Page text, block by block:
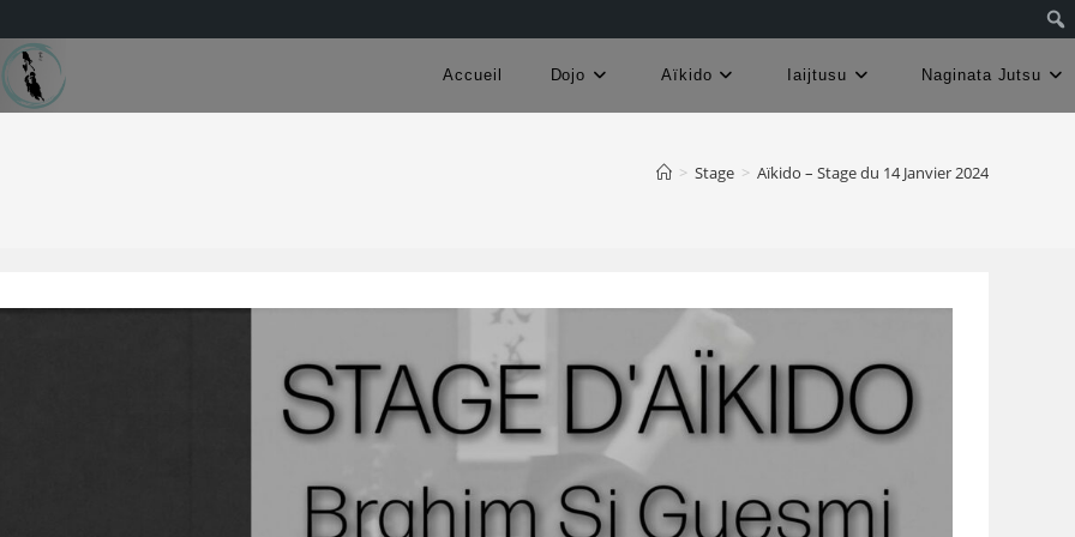
Accueil Dojo Aïkido Iaijtusu Naginata Jutsu
> Stage > Aïkido – Stage du 14 Janvier 2024